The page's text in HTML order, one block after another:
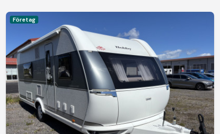
Företag